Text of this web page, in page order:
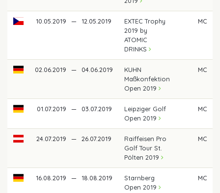
10.05.2019 — 12.05.2019
EXTEC Trophy
2019 by
ATOMIC
DRINKS
MC
02.06.2019 — 04.06.2019
KUHN
Maßkonfektion
Open 2019
MC
01.07.2019 — 03.07.2019
Leipziger Golf
Open 2019
MC
24.07.2019 — 26.07.2019
Raiffeisen Pro
Golf Tour St.
Pölten 2019
MC
16.08.2019 — 18.08.2019
Starnberg
Open 2019
MC